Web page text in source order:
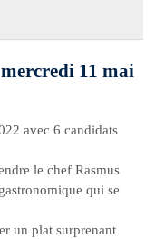
11 mai
avec 6 candidats
le chef Rasmus
qui se
un plat surprenant